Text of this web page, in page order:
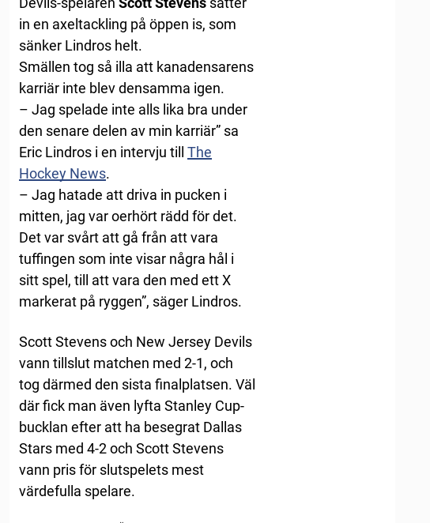
in en axeltackling på öppen is, som
sänker Lindros helt.
Smällen tog så illa att kanadensarens
karriär inte blev densamma igen.
– Jag spelade inte alls lika bra under
den senare delen av min karriär” sa
Eric Lindros i en intervju till The
Hockey News.
– Jag hatade att driva in pucken i
mitten, jag var oerhört rädd för det.
Det var svårt att gå från att vara
tuffingen som inte visar några hål i
sitt spel, till att vara den med ett X
markerat på ryggen”, säger Lindros.
Scott Stevens och New Jersey Devils
vann tillslut matchen med 2-1, och
tog därmed den sista finalplatsen. Väl
där fick man även lyfta Stanley Cup-
bucklan efter att ha besegrat Dallas
Stars med 4-2 och Scott Stevens
vann pris för slutspelets mest
värdefulla spelare.